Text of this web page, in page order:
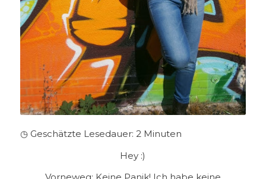
◷ Geschätzte Lesedauer: 2 Minuten
Hey :)